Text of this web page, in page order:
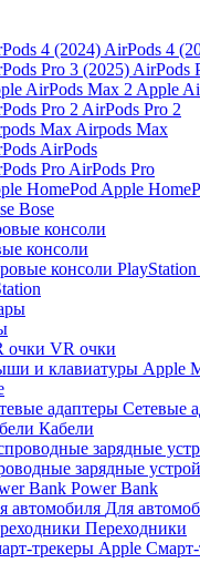
AirPods 4
AirPods
Apple
AirPods Pro 2
Airpods Max
AirPods
AirPods Pro
Apple
Bose
консоли
VR очки
Сетевые
Кабели
зарядные
Power Bank
Для
Переходники